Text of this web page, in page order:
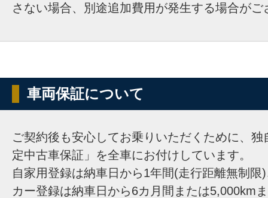
さない場合、別途追加費用が発生する場合がご
車両保証について
ご契約後も安心してお乗りいただくために、
定中古車保証」を全車にお付けしています。
自家用登録は納車日から1年間(走行距離無制限
カー登録は納車日から6カ月間または5,000km